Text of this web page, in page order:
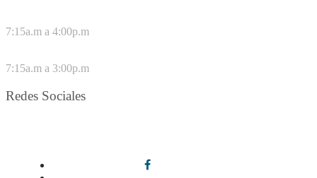
7:15a.m a 4:00p.m
7:15a.m a 3:00p.m
Redes Sociales